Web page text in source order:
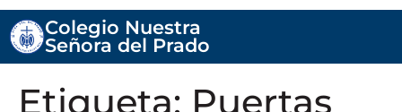
Colegio Nuestra
Señora del Prado
Etiqueta: Puertas